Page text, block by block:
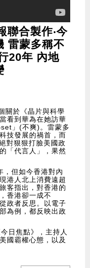
聯合製作‧今
雷蒙多稱不
20年 內地
關於《晶片與科學
看到華為在她訪華
」(不爽)。雷蒙多
技發展的禍首，而
對狠狠打臉美國政
「代言人」，果然
，但如今香港對內
港人北上消費遠超
客指出，對香港的
香港卻一成不
政者反思。以電子
為例，都反映出政
日焦點》，主持人
國霸權心態，以及